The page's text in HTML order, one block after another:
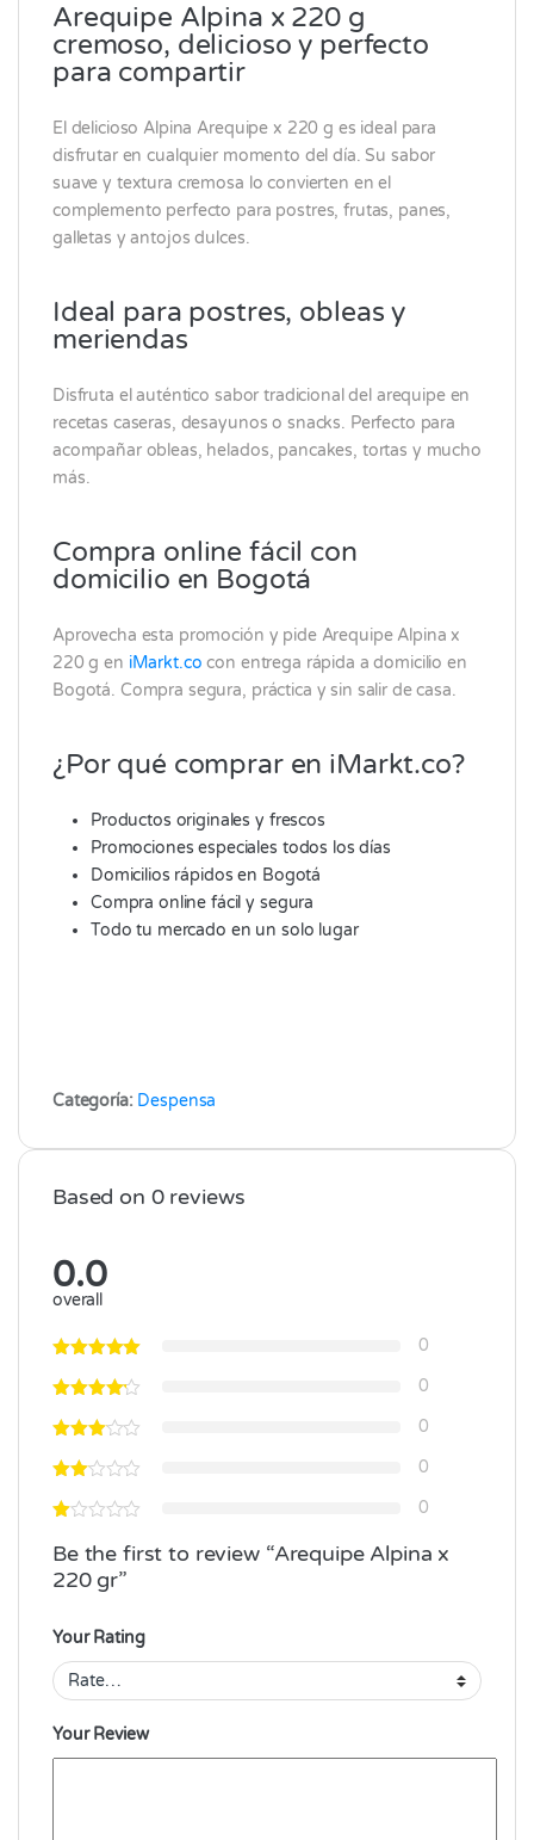
Arequipe Alpina x 220 g
cremoso, delicioso y perfecto
para compartir
El delicioso Alpina Arequipe x 220 g es ideal para
disfrutar en cualquier momento del día. Su sabor
suave y textura cremosa lo convierten en el
complemento perfecto para postres, frutas, panes,
galletas y antojos dulces.
Ideal para postres, obleas y
meriendas
Disfruta el auténtico sabor tradicional del arequipe en
recetas caseras, desayunos o snacks. Perfecto para
acompañar obleas, helados, pancakes, tortas y mucho
más.
Compra online fácil con
domicilio en Bogotá
Aprovecha esta promoción y pide Arequipe Alpina x
220 g en iMarkt.co con entrega rápida a domicilio en
Bogotá. Compra segura, práctica y sin salir de casa.
¿Por qué comprar en iMarkt.co?
Productos originales y frescos
Promociones especiales todos los días
Domicilios rápidos en Bogotá
Compra online fácil y segura
Todo tu mercado en un solo lugar
Categoría: Despensa
Based on 0 reviews
0.0
overall
0
0
0
0
0
Be the first to review “Arequipe Alpina x
220 gr”
Your Rating
Your Review